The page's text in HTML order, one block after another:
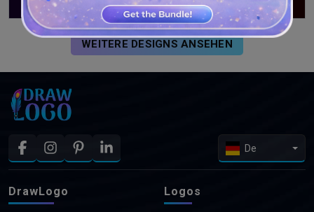
WEITERE DESIGNS ANSEHEN
De
DrawLogo Logos